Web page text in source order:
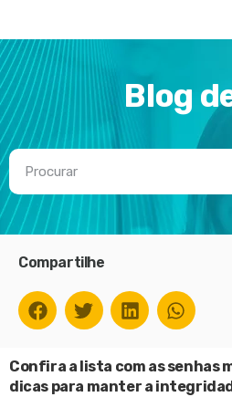
Blog
Compartilhe
Confira a lista com as senhas
dicas para manter a